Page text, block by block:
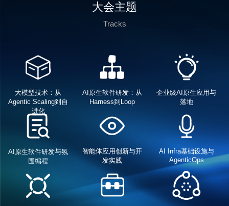
大会主题
Tracks
大模型技术：从
Agentic Scaling到自
进化
AI原生软件研发：从
Harness到Loop
企业级AI原生应用与
落地
AI原生软件研发与氛
围编程
智能体应用创新与开
发实践
AI Infra基础设施与
AgenticOps